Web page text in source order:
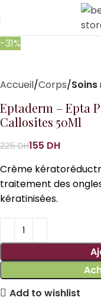
-31%
Accueil Corps
Eptaderm – Epta
Callosites 50Ml
225DH155 DH
Crème
traitement des
kératinisées.
Add to wishlist